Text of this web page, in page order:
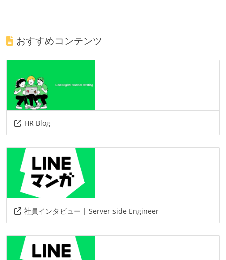
おすすめコンテンツ
HR Blog
社員インタビュー | Server side Engineer